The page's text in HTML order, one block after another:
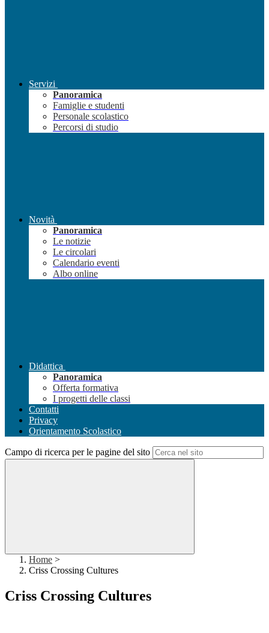
Servizi
Panoramica
Famiglie e studenti
Personale scolastico
Percorsi di studio
Novità
Panoramica
Le notizie
Le circolari
Calendario eventi
Albo online
Didattica
Panoramica
Offerta formativa
I progetti delle classi
Contatti
Privacy
Orientamento Scolastico
Campo di ricerca per le pagine del sito
Home >
Criss Crossing Cultures
Criss Crossing Cultures